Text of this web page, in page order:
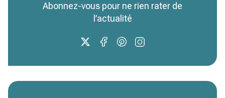
Abonnez-vous pour ne rien rater de
l’actualité